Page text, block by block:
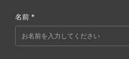
名前 *